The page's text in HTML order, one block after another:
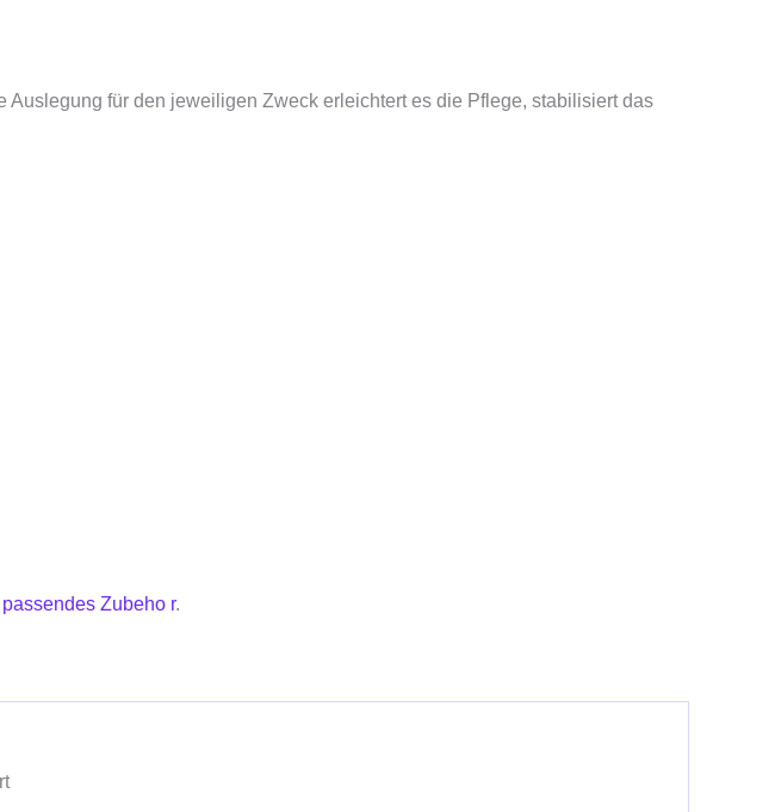
für den jeweiligen Zweck erleichtert es die Pflege, stabilisiert das
Zubeho r.